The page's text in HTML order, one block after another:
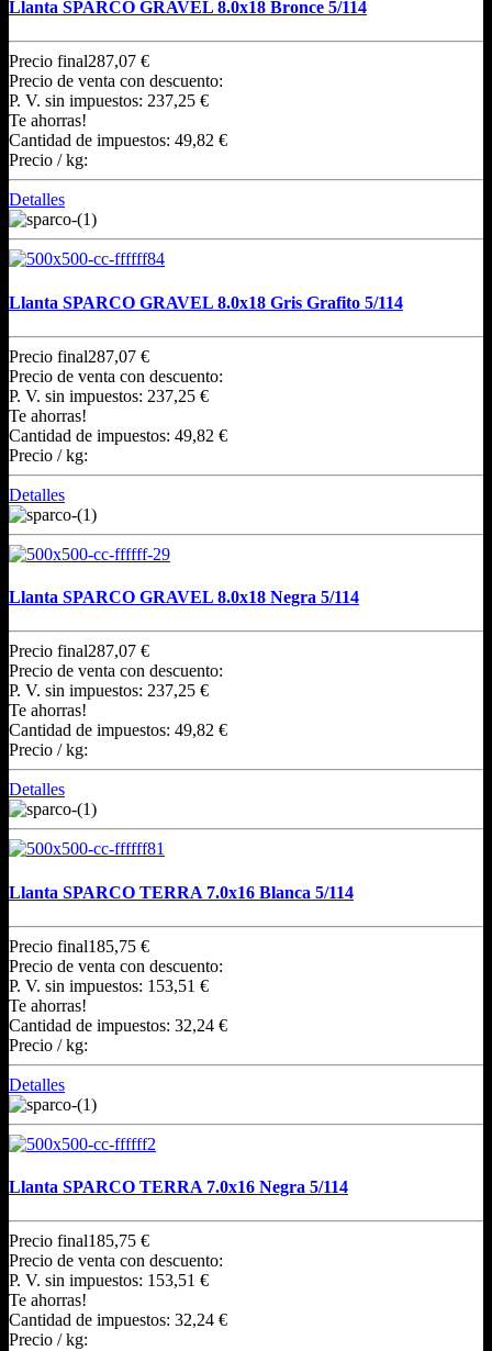
Llanta SPARCO GRAVEL 8.0x18 Bronce 5/114
Precio final287,07 €
Precio de venta con descuento:
P. V. sin impuestos: 237,25 €
Te ahorras!
Cantidad de impuestos: 49,82 €
Precio / kg:
Detalles
Llanta SPARCO GRAVEL 8.0x18 Gris Grafito 5/114
Precio final287,07 €
Precio de venta con descuento:
P. V. sin impuestos: 237,25 €
Te ahorras!
Cantidad de impuestos: 49,82 €
Precio / kg:
Detalles
Llanta SPARCO GRAVEL 8.0x18 Negra 5/114
Precio final287,07 €
Precio de venta con descuento:
P. V. sin impuestos: 237,25 €
Te ahorras!
Cantidad de impuestos: 49,82 €
Precio / kg:
Detalles
Llanta SPARCO TERRA 7.0x16 Blanca 5/114
Precio final185,75 €
Precio de venta con descuento:
P. V. sin impuestos: 153,51 €
Te ahorras!
Cantidad de impuestos: 32,24 €
Precio / kg:
Detalles
Llanta SPARCO TERRA 7.0x16 Negra 5/114
Precio final185,75 €
Precio de venta con descuento:
P. V. sin impuestos: 153,51 €
Te ahorras!
Cantidad de impuestos: 32,24 €
Precio / kg: